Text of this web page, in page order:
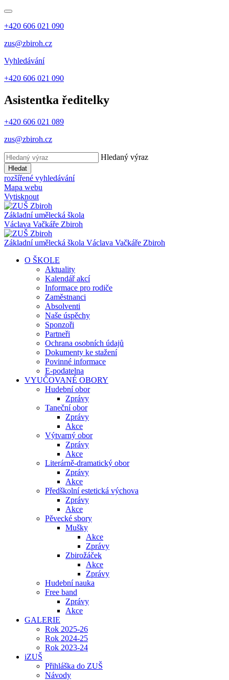
+420 606 021 090
zus@zbiroh.cz
Vyhledávání
+420 606 021 090
Asistentka ředitelky
+420 606 021 089
zus@zbiroh.cz
Hledaný výraz
Hledat
rozšířené vyhledávání
Mapa webu
Vytisknout
Základní umělecká škola
Václava Vačkáře Zbiroh
Základní umělecká škola Václava Vačkáře Zbiroh
O ŠKOLE
Aktuality
Kalendář akcí
Informace pro rodiče
Zaměstnanci
Absolventi
Naše úspěchy
Sponzoři
Partneři
Ochrana osobních údajů
Dokumenty ke stažení
Povinné informace
E-podatelna
VYUČOVANÉ OBORY
Hudební obor
Zprávy
Taneční obor
Zprávy
Akce
Výtvarný obor
Zprávy
Akce
Literárně-dramatický obor
Zprávy
Akce
Předškolní estetická výchova
Zprávy
Akce
Pěvecké sbory
Mušky
Akce
Zprávy
Zbirožáček
Akce
Zprávy
Hudební nauka
Free band
Zprávy
Akce
GALERIE
Rok 2025-26
Rok 2024-25
Rok 2023-24
iZUŠ
Přihláška do ZUŠ
Návody